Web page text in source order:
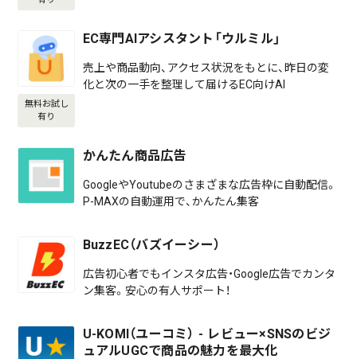
無料お試し
有り
EC専門AIアシスタント「ウルミル」
売上や商品動向、アクセス状況をもとに、昨日の変
化と次の一手を整理して届けるEC向けAI
かんたん商品広告
GoogleやYoutubeのさまざまな広告枠に自動配信。
P-MAXの自動運用で、かんたん集客
BuzzEC（バズイーシー）
広告初心者でもインスタ広告・Google広告でカンタ
ン集客。安心の有人サポート！
U-KOMI（ユーコミ） - レビュー×SNSのビジ
ュアルUGCで商品の魅力を最大化